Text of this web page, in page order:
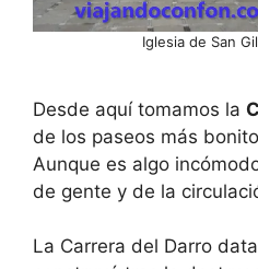
Iglesia de San
Desde aquí tomamos la
de los paseos más
Aunque es algo
de gente y de la
La Carrera del Darro